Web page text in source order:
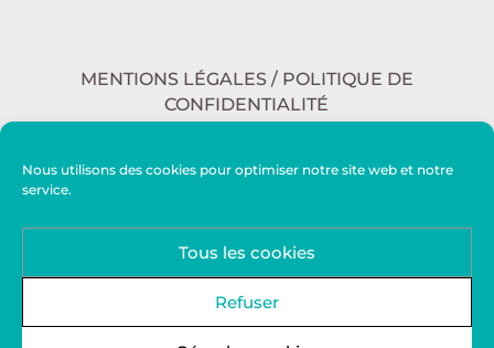
Nous utilisons des cookies pour optimiser notre site web et notre
service.
Tous les cookies
Refuser
MENTIONS LÉGALES / POLITIQUE DE
CONFIDENTIALITÉ